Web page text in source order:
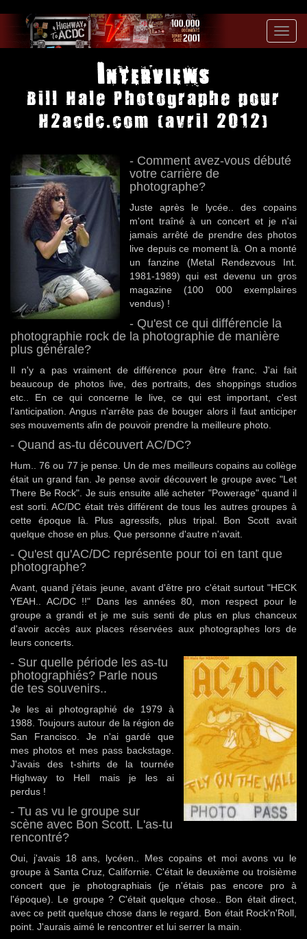
Interviews
Bill Hale Photographe pour
H2acdc.com (avril 2012)
- Comment avez-vous débuté
votre carrière de
photographe?
Juste après le lycée.. des copains
m'ont traîné à un concert et je n'ai
jamais arrêté de prendre des photos
live depuis ce moment là. On a monté
un fanzine (Metal Rendezvous Int.
1981-1989) qui est devenu un gros
magazine (100 000 exemplaires
vendus) !
- Qu'est ce qui différencie la
photographie rock de la photographie de manière
plus générale?
Il n'y a pas vraiment de différence pour être franc. J'ai fait
beaucoup de photos live, des portraits, des shoppings studios
etc.. En ce qui concerne le live, ce qui est important, c'est
l'anticipation. Angus n'arrête pas de bouger alors il faut anticiper
ses mouvements afin de pouvoir prendre la meilleure photo.
- Quand as-tu découvert AC/DC?
Hum.. 76 ou 77 je pense. Un de mes meilleurs copains au collège
était un grand fan. Je pense avoir découvert le groupe avec "Let
There Be Rock". Je suis ensuite allé acheter "Powerage" quand il
est sorti. AC/DC était très différent de tous les autres groupes à
cette époque là. Plus agressifs, plus tripal. Bon Scott avait
quelque chose en plus. Que personne d'autre n'avait.
- Qu'est qu'AC/DC représente pour toi en tant que
photographe?
Avant, quand j'étais jeune, avant d'être pro c'était surtout "HECK
YEAH.. AC/DC !!" Dans les années 80, mon respect pour le
groupe a grandi et je me suis senti de plus en plus chanceux
d'avoir accès aux places réservées aux photographes lors de
leurs concerts.
- Sur quelle période les as-tu
photographiés? Parle nous
de tes souvenirs..
Je les ai photographié de 1979 à
1988. Toujours autour de la région de
San Francisco. Je n'ai gardé que
mes photos et mes pass backstage.
J'avais des t-shirts de la tournée
Highway to Hell mais je les ai
perdus !
- Tu as vu le groupe sur
scène avec Bon Scott. L'as-tu
rencontré?
Oui, j'avais 18 ans, lycéen.. Mes copains et moi avons vu le
groupe à Santa Cruz, Californie. C'était le deuxième ou troisième
concert que je photographiais (je n'étais pas encore pro à
l'époque). Le groupe ? C'était quelque chose.. Bon était direct,
avec ce petit quelque chose dans le regard. Bon était Rock'n'Roll,
point. J'aurais aimé le rencontrer et lui serrer la main.